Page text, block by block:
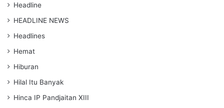
Headline
HEADLINE NEWS
Headlines
Hemat
Hiburan
Hilal Itu Banyak
Hinca IP Pandjaitan XIII